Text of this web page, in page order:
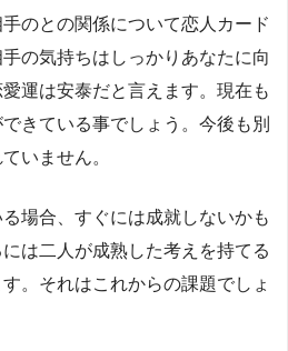
のとの関係について恋人カード
の気持ちはしっかりあなたに向
運は安泰だと言えます。現在も
きている事でしょう。今後も別
いません。
場合、すぐには成就しないかも
は二人が成熟した考えを持てる
。それはこれからの課題でしょ